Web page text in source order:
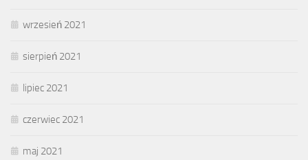
wrzesień 2021
sierpień 2021
lipiec 2021
czerwiec 2021
maj 2021